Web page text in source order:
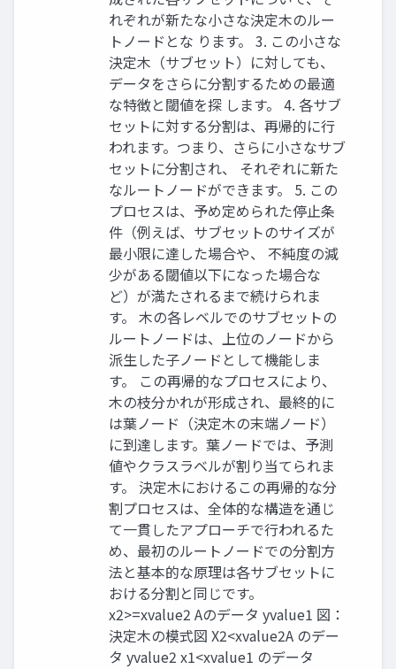
れぞれが新たな小さな決定木のルー
トノードとな ります。 3. この小さな
決定木（サブセット）に対しても、
データをさらに分割するための最適
な特徴と閾値を探 します。 4. 各サブ
セットに対する分割は、再帰的に行
われます。つまり、さらに小さなサブ
セットに分割され、 それぞれに新た
なルートノードができます。 5. この
プロセスは、予め定められた停止条
件（例えば、サブセットのサイズが
最小限に達した場合や、 不純度の減
少がある閾値以下になった場合な
ど）が満たされるまで続けられま
す。 木の各レベルでのサブセットの
ルートノードは、上位のノードから
派生した子ノードとして機能しま
す。 この再帰的なプロセスにより、
木の枝分かれが形成され、最終的に
は葉ノード（決定木の末端ノード）
に到達します。葉ノードでは、予測
値やクラスラベルが割り当てられま
す。 決定木におけるこの再帰的な分
割プロセスは、全体的な構造を通じ
て一貫したアプローチで行われるた
め、最初のルートノードでの分割方
法と基本的な原理は各サブセットに
おける分割と同じです。
x2>=xvalue2 Aのデータ yvalue1 図：
決定木の模式図 X2<xvalue2A のデー
タ yvalue2 x1<xvalue1 のデータ